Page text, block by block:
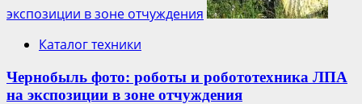
экспозиции в зоне отчуждения
Каталог техники
Чернобыль фото: роботы и робототехника ЛПА
на экспозиции в зоне отчуждения